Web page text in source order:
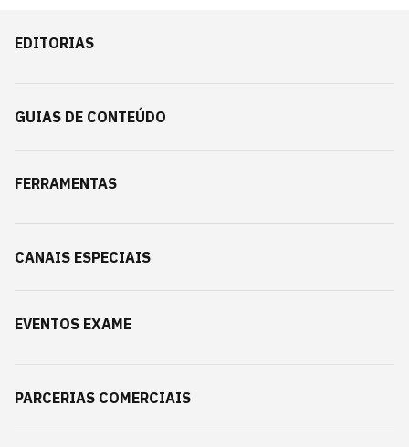
EDITORIAS
GUIAS DE CONTEÚDO
FERRAMENTAS
CANAIS ESPECIAIS
EVENTOS EXAME
PARCERIAS COMERCIAIS